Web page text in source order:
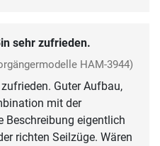
sehr zufrieden.
HAM-3944)
Guter Aufbau,
mit der
Beschreibung eigentlich
richten Seilzüge. Wären